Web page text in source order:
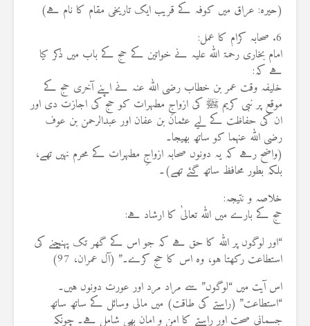
(حیرہ: عراق میں کوفہ کے قریب ایک تاریخی مقام کا نام ہے)
6. صحابہ کرام کا عمل:
امام بخاری رحمۃ اللہ علیہ نے خواتین کے حج کے باب میں ذکر کیا
ہے کہ:
خلیفہ وقت عمر بن خطاب رضی اللہ عنہ نے اپنے آخری حج کے
موقع پر نبی کریم ﷺ کی ازواجِ مطہرات کو حج کی اجازت دی اور
ان کی حفاظت کے لیے عثمان بن عفان اور عبدالرحمن بن عوف
رضی اللہ عنہما کو ساتھ بھیجا۔
(واضح رہے کہ یہ دونوں صحابہ ازواجِ مطہرات کے محرم نہیں تھے،
بلکہ بطور محافظ ساتھ گئے تھے)۔
خلاصہ و نتیجہ:
حج کے بارے میں اللہ تعالیٰ کا ارشاد ہے:
“اور لوگوں پر اللہ کا حق ہے کہ جو اس کے گھر تک پہنچنے کی
استطاعت رکھتا ہو، وہ اس کا حج کرے۔” (آل عمران، 97)
اس آیت میں “لوگوں” سے مراد مرد اور عورت دونوں ہیں۔
“استطاعت” (راستے کی طاقت) میں مالی وسائل کے ساتھ ساتھ
جسمانی صحت اور راستے کا امن و امان بھی شامل ہے۔ چونکہ